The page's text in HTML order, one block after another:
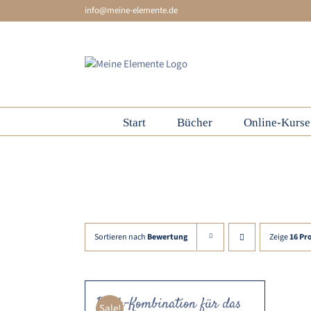
to
info@meine-elemente.de
Start Bücher Online-Kurse
Sortieren nach Bewertung Zeige16
Buch-Kombination für das